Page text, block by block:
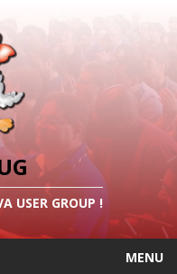
USER GROUP !
MENU